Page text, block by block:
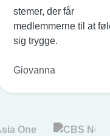
stemer, der får
medlemmerne til at
sig trygge.
Giovanna